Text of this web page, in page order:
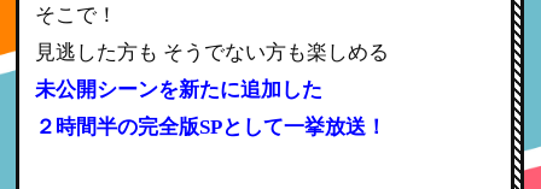
そこで！
見逃した方も そうでない方も楽しめる
未公開シーンを新たに追加した
２時間半の完全版SPとして一挙放送！